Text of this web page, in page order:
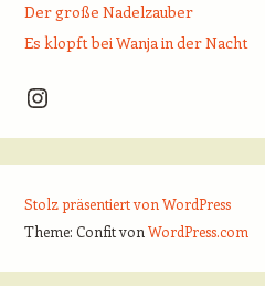
Der große Nadelzauber
Es klopft bei Wanja in der Nacht
Instagram
Stolz präsentiert von WordPress
Theme: Confit von WordPress.com